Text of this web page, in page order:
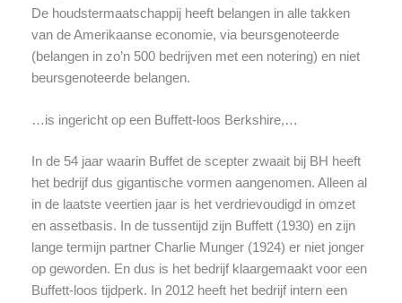
De houdstermaatschappij heeft belangen in alle takken
van de Amerikaanse economie, via beursgenoteerde
(belangen in zo’n 500 bedrijven met een notering) en niet
beursgenoteerde belangen.
…is ingericht op een Buffett-loos Berkshire,…
In de 54 jaar waarin Buffet de scepter zwaait bij BH heeft
het bedrijf dus gigantische vormen aangenomen. Alleen al
in de laatste veertien jaar is het verdrievoudigd in omzet
en assetbasis. In de tussentijd zijn Buffett (1930) en zijn
lange termijn partner Charlie Munger (1924) er niet jonger
op geworden. En dus is het bedrijf klaargemaakt voor een
Buffett-loos tijdperk. In 2012 heeft het bedrijf intern een